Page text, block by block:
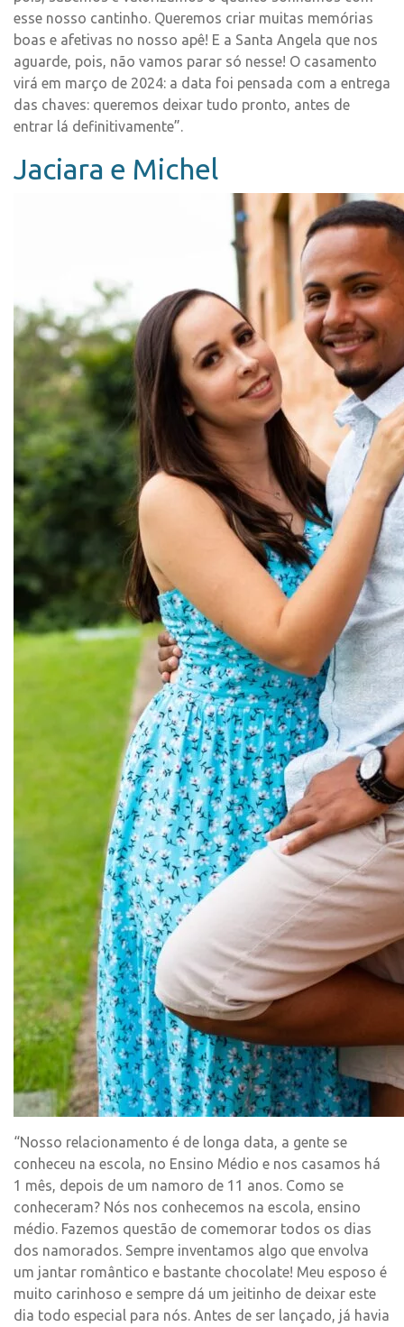
esse nosso cantinho. Queremos criar muitas memórias
boas e afetivas no nosso apê! E a Santa Angela que nos
aguarde, pois, não vamos parar só nesse! O casamento
virá em março de 2024: a data foi pensada com a entrega
das chaves: queremos deixar tudo pronto, antes de
entrar lá definitivamente”.
Jaciara e Michel
“Nosso relacionamento é de longa data, a gente se
conheceu na escola, no Ensino Médio e nos casamos há
1 mês, depois de um namoro de 11 anos. Como se
conheceram? Nós nos conhecemos na escola, ensino
médio. Fazemos questão de comemorar todos os dias
dos namorados. Sempre inventamos algo que envolva
um jantar romântico e bastante chocolate! Meu esposo é
muito carinhoso e sempre dá um jeitinho de deixar este
dia todo especial para nós. Antes de ser lançado, já havia